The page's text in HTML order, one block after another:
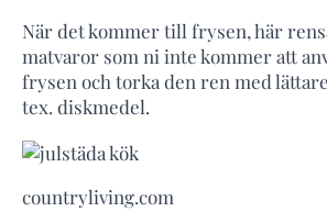
När det kommer till frysen, här
matvaror som ni inte kommer att
frysen och torka den ren med
tex. diskmedel.
countryliving.com